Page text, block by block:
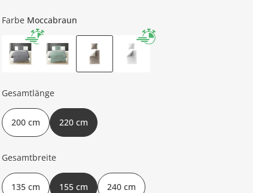
Farbe Moccabraun
Gesamtlänge
200 cm 220 cm
Gesamtbreite
135 cm 155 cm 240 cm